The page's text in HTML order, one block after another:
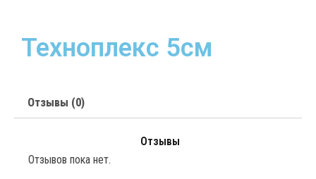
Техноплекс 5см
Отзывы (0)
Отзывы
Отзывов пока нет.